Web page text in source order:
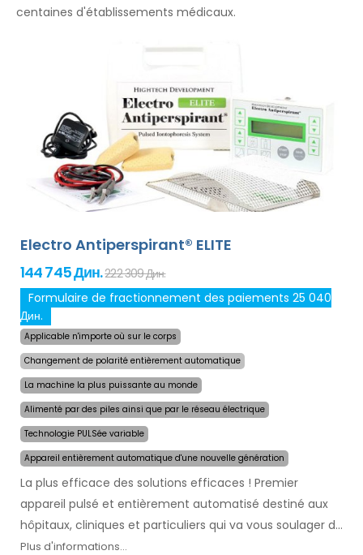
centaines d'établissements médicaux.
Electro Antiperspirant® ELITE
144 745 Дин.222 309 Дин.
Formulaire de fractionnement des paiements 25 040
Дин.
Applicable n'importe où sur le corps
Changement de polarité entièrement automatique
La machine la plus puissante au monde
Alimenté par des piles ainsi que par le réseau électrique
Technologie PULSée variable
Appareil entièrement automatique d'une nouvelle génération
La plus efficace des solutions efficaces ! Premier
appareil pulsé et entièrement automatisé destiné aux
hôpitaux, cliniques et particuliers qui va vous soulager de
la transpirationpendant plusieurs mois après une
Plus d'informations...